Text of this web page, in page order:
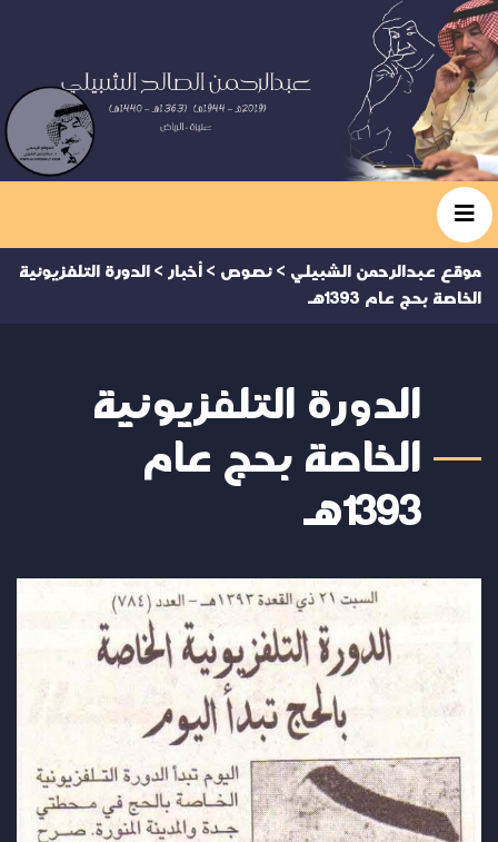
موقع عبدالرحمن الشبيلي > نصوص > أخبار > الدورة التلفزيونية
الخاصة بحج عام 1393هـ
الدورة التلفزيونية
الخاصة بحج عام
1393هـ